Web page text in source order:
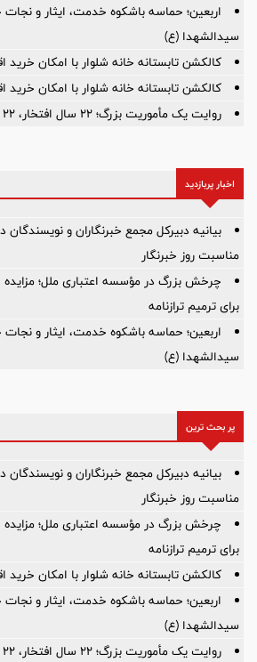
اربعین؛ حماسه باشکوه خدمت، ایثار و
سیدالشهدا (ع)
کالکشن تابستانه خانه شلوار با امکان
کالکشن تابستانه خانه شلوار با امکان
روایت یک مأموریت بزرگ؛ ۲۲ سال افتخار، ۲۲ سال توسعه
اخبار پربازدید
بیانیه دبیرکل مجمع خبرنگاران و
مناسبت روز خبرنگار
برای ترمیم ترازنامه
اربعین؛ حماسه باشکوه خدمت، ایثار و
سیدالشهدا (ع)
پر بحث ترین
بیانیه دبیرکل مجمع خبرنگاران و
مناسبت روز خبرنگار
برای ترمیم ترازنامه
کالکشن تابستانه خانه شلوار با امکان
اربعین؛ حماسه باشکوه خدمت، ایثار و
سیدالشهدا (ع)
روایت یک مأموریت بزرگ؛ ۲۲ سال افتخار، ۲۲ سال توسعه